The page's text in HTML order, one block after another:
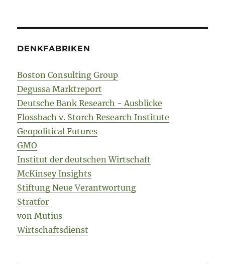
DENKFABRIKEN
Boston Consulting Group
Degussa Marktreport
Deutsche Bank Research - Ausblicke
Flossbach v. Storch Research Institute
Geopolitical Futures
GMO
Institut der deutschen Wirtschaft
McKinsey Insights
Stiftung Neue Verantwortung
Stratfor
von Mutius
Wirtschaftsdienst